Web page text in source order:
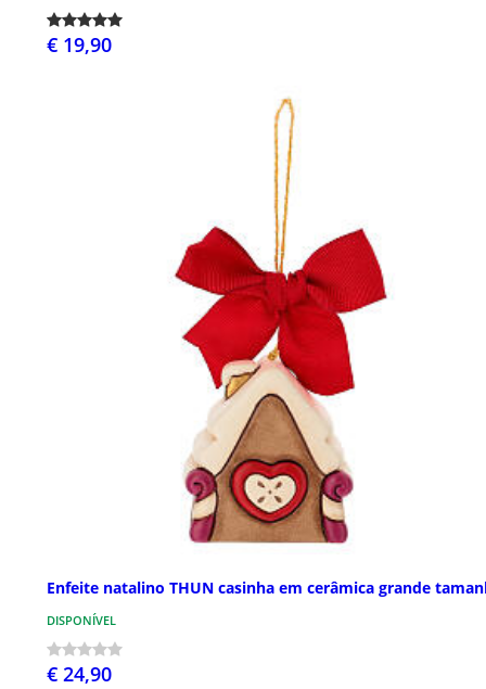
€ 19,90
Enfeite natalino THUN casinha em cerâmica grande
DISPONÍVEL
€ 24,90